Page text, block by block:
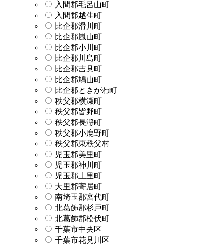
入間郡毛呂山町
入間郡越生町
比企郡滑川町
比企郡嵐山町
比企郡小川町
比企郡川島町
比企郡吉見町
比企郡鳩山町
比企郡ときがわ町
秩父郡横瀬町
秩父郡皆野町
秩父郡長瀞町
秩父郡小鹿野町
秩父郡東秩父村
児玉郡美里町
児玉郡神川町
児玉郡上里町
大里郡寄居町
南埼玉郡宮代町
北葛飾郡杉戸町
北葛飾郡松伏町
千葉市中央区
千葉市花見川区